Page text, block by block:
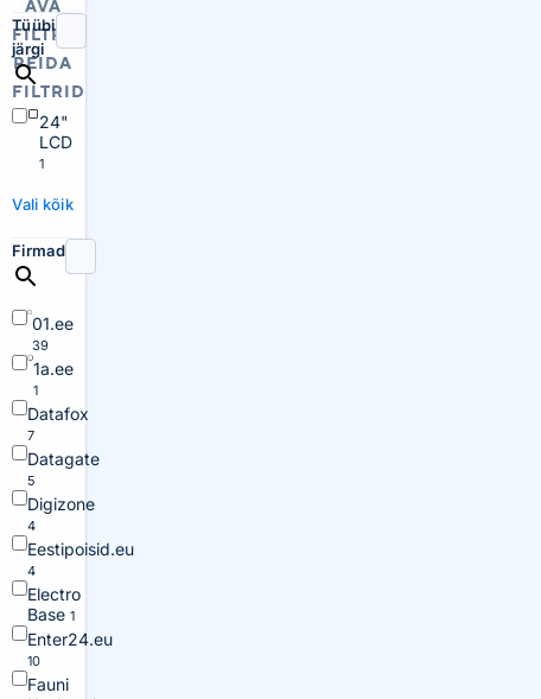
AVA
FILTRID
PEIDA
FILTRID
Tüübi
järgi
24"
LCD
1
Vali kõik
Firmad
01.ee
39
1a.ee
1
Datafox
7
Datagate
5
Digizone
4
Eestipoisid.eu
4
Electro
Base 1
Enter24.eu
10
Fauni